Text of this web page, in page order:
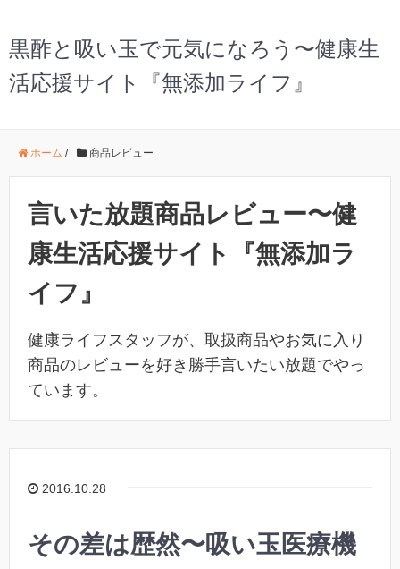
黒酢と吸い玉で元気になろう〜健康生
活応援サイト『無添加ライフ』
ホーム / 商品レビュー
言いた放題商品レビュー〜健
康生活応援サイト『無添加ラ
イフ』
健康ライフスタッフが、取扱商品やお気に入り
商品のレビューを好き勝手言いたい放題でやっ
ています。
2016.10.28
その差は歴然〜吸い玉医療機